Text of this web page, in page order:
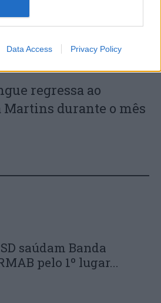
Data Access Privacy Policy
regressa ao
Martins durante o mês
saúdam Banda
pelo 1º lugar...